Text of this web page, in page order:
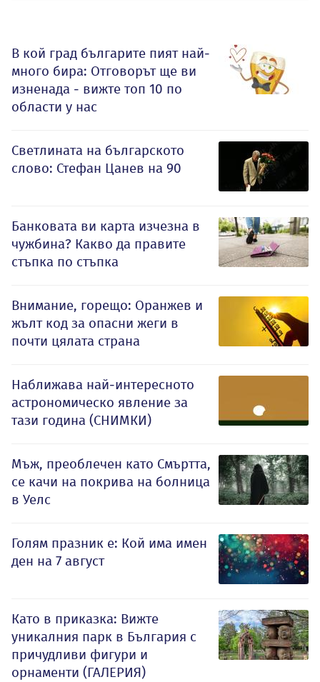
В кой град българите пият най-
много бира: Отговорът ще ви
изненада - вижте топ 10 по
области у нас
Светлината на българското
слово: Стефан Цанев на 90
Банковата ви карта изчезна в
чужбина? Какво да правите
стъпка по стъпка
Внимание, горещо: Оранжев и
жълт код за опасни жеги в
почти цялата страна
Наближава най-интересното
астрономическо явление за
тази година (СНИМКИ)
Мъж, преоблечен като Смъртта,
се качи на покрива на болница
в Уелс
Голям празник е: Кой има имен
ден на 7 август
Като в приказка: Вижте
уникалния парк в България с
причудливи фигури и
орнаменти (ГАЛЕРИЯ)